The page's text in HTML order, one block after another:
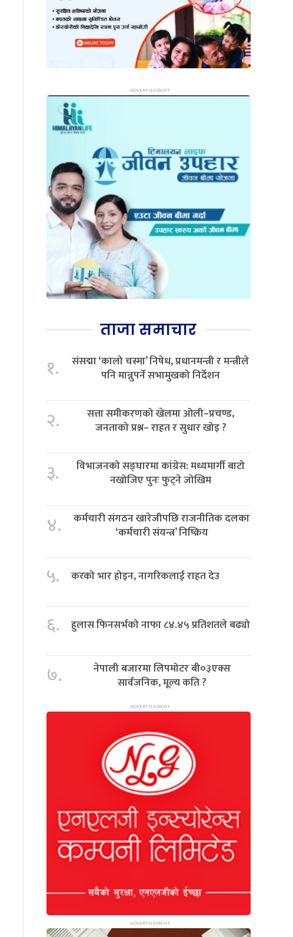
ताजा समाचार
१.
संसद्मा ‘कालो चस्मा’ निषेध, प्रधानमन्त्री र मन्त्रीले
पनि मान्नुपर्ने सभामुखको निर्देशन
२.
सत्ता समीकरणको खेलमा ओली–प्रचण्ड,
जनताको प्रश्न– राहत र सुधार खोइ ?
३.
विभाजनको सङ्घारमा कांग्रेस: मध्यमार्गी बाटो
नखोजिए पुनः फुट्ने जोखिम
४.
कर्मचारी संगठन खारेजीपछि राजनीतिक दलका
‘कर्मचारी संयन्त्र’ निष्क्रिय
५. करको भार होइन, नागरिकलाई राहत देउ
६. हुलास फिनसर्भको नाफा ८४.४५ प्रतिशतले बढ्यो
७.
नेपाली बजारमा लिपमोटर बी०३एक्स
सार्वजनिक, मूल्य कति ?